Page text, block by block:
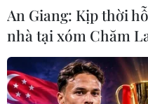
An Giang: Kịp thời
nhà tại xóm Chăm